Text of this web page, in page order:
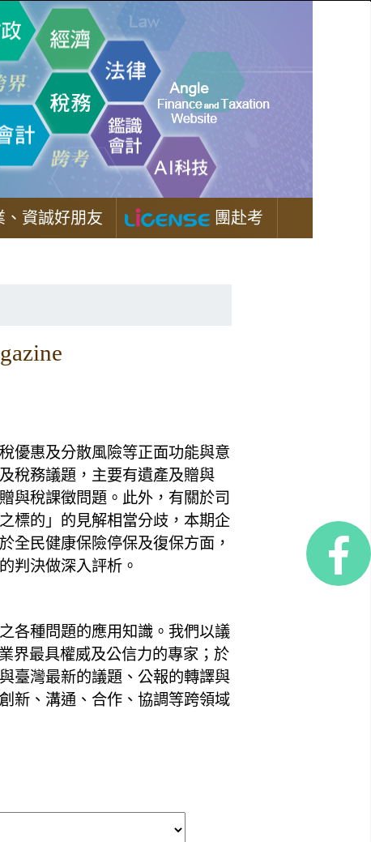
、資誠好朋友 團赴考
優惠及分散風險等正面功能與意
稅務議題，主要有遺產及贈與
與稅課徵問題。此外，有關於司
標的」的見解相當分歧，本期企
全民健康保險停保及復保方面，
判決做深入評析。
各種問題的應用知識。我們以議
界最具權威及公信力的專家；於
臺灣最新的議題、公報的轉譯與
新、溝通、合作、協調等跨領域